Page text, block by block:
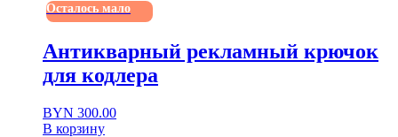
Осталось мало
Антикварный рекламный крючок
для кодлера
BYN 300.00
В корзину